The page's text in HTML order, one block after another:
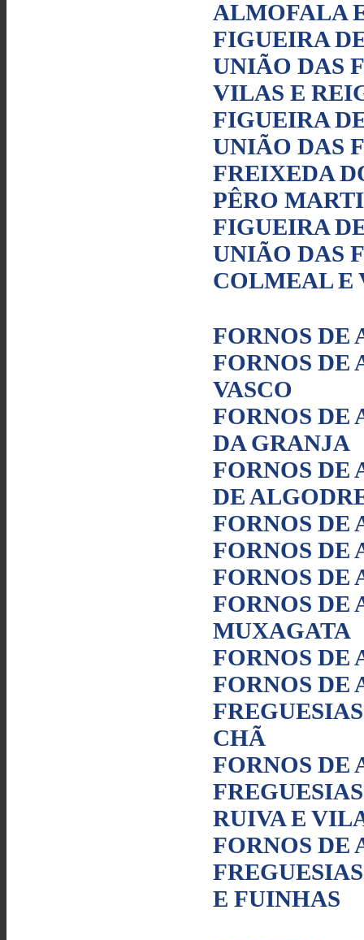
ALMOFALA
FIGUEIRA
UNIÃO DAS
VILAS E
FIGUEIRA
UNIÃO DAS
FREIXEDA
PÊRO
FIGUEIRA
UNIÃO DAS
COLMEAL E
FORNOS DE
FORNOS DE
VASCO
FORNOS DE
DA GRANJA
FORNOS DE
DE
FORNOS DE
FORNOS DE
FORNOS DE
FORNOS DE
MUXAGATA
FORNOS DE
FORNOS DE
CHÃ
FORNOS DE
RUIVA E
FORNOS DE
E FUINHAS